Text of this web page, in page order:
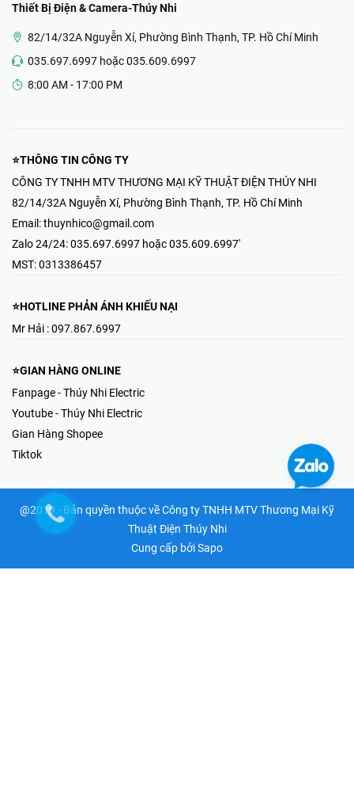
Thiết Bị Điện & Camera-Thúy Nhi
82/14/32A Nguyễn Xí, Phường Bình Thạnh, TP. Hồ Chí Minh
035.697.6997 hoặc 035.609.6997
8:00 AM - 17:00 PM
⭐THÔNG TIN CÔNG TY
CÔNG TY TNHH MTV THƯƠNG MẠI KỸ THUẬT ĐIỆN THÚY NHI
82/14/32A Nguyễn Xí, Phường Bình Thạnh, TP. Hồ Chí Minh
Email:thuynhico@gmail.com
Zalo 24/24:035.697.6997 hoặc 035.609.6997'
MST:0313386457
⭐HOTLINE PHẢN ÁNH KHIẾU NẠI
Mr Hải : 097.867.6997
⭐GIAN HÀNG ONLINE
Fanpage - Thúy Nhi Electric
Youtube - Thúy Nhi Electric
Gian Hàng Shopee
Tiktok
@2019 - Bản quyền thuộc về Công ty TNHH MTV Thương Mại Kỹ
Thuật Điện Thúy Nhi
Cung cấp bởiSapo